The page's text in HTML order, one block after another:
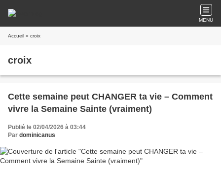
MENU
Accueil » croix
croix
Cette semaine peut CHANGER ta vie – Comment
vivre la Semaine Sainte (vraiment)
Publié le 02/04/2026 à 03:44
Par dominicanus